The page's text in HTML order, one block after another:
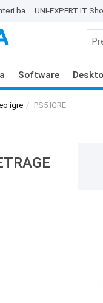
UNI-EXPERT IT
Software
igre PS5 IGRE